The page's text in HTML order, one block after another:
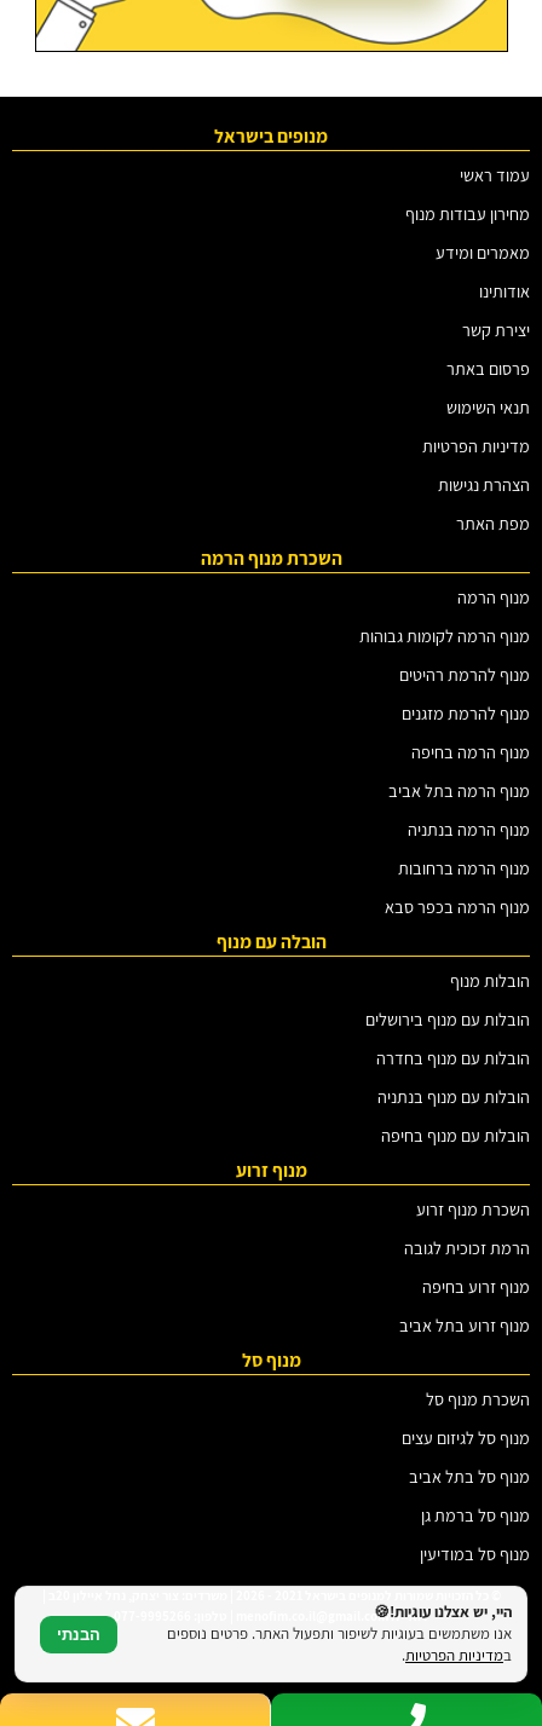
מנופים בישראל
עמוד ראשי
מחירון עבודות מנוף
מאמרים ומידע
אודותינו
יצירת קשר
פרסום באתר
תנאי השימוש
מדיניות הפרטיות
הצהרת נגישות
מפת האתר
השכרת מנוף הרמה
מנוף הרמה
מנוף הרמה לקומות גבוהות
מנוף להרמת רהיטים
מנוף להרמת מזגנים
מנוף הרמה בחיפה
מנוף הרמה בתל אביב
מנוף הרמה בנתניה
מנוף הרמה ברחובות
מנוף הרמה בכפר סבא
הובלה עם מנוף
הובלות מנוף
הובלות עם מנוף בירושלים
הובלות עם מנוף בחדרה
הובלות עם מנוף בנתניה
הובלות עם מנוף בחיפה
מנוף זרוע
השכרת מנוף זרוע
הרמת זכוכית לגובה
מנוף זרוע בחיפה
מנוף זרוע בתל אביב
מנוף סל
השכרת מנוף סל
מנוף סל לגיזום עצים
מנוף סל בתל אביב
מנוף סל ברמת גן
מנוף סל במודיעין
דוא"ל: menofim.co.il@gmail.com | טלפון: 077-9995266
היי, יש אצלנו עוגיות!🍪
אנו משתמשים בעוגיות לשיפור ותפעול האתר. פרטים נוספים
במדיניות הפרטיות.
הבנתי